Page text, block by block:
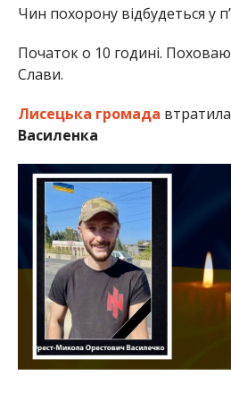
Чин похорону відбудеться у
Початок о 10 годині.
Слави.
Лисецька громада втратила
Василенка